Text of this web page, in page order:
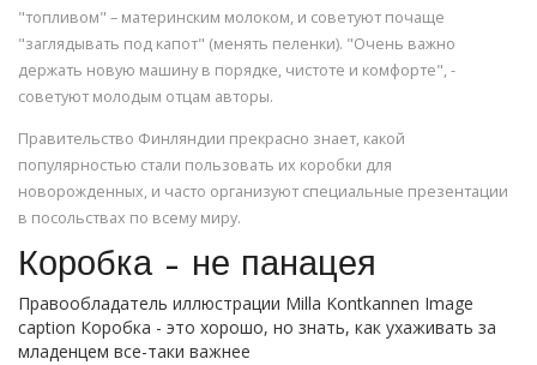
"топливом" – материнским молоком, и советуют почаще
"заглядывать под капот" (менять пеленки). "Очень важно
держать новую машину в порядке, чистоте и комфорте", -
советуют молодым отцам авторы.
Правительство Финляндии прекрасно знает, какой
популярностью стали пользовать их коробки для
новорожденных, и часто организуют специальные презентации
в посольствах по всему миру.
Коробка – не панацея
Правообладатель иллюстрации Milla Kontkannen Image
caption Коробка - это хорошо, но знать, как ухаживать за
младенцем все-таки важнее